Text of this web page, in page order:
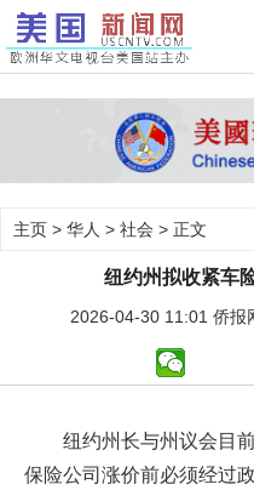
主页 > 华人 > 社会 > 正文
纽约州拟收紧车
2026-04-30 11:01 侨
纽约州长与州议会目
保险公司涨价前必须经过